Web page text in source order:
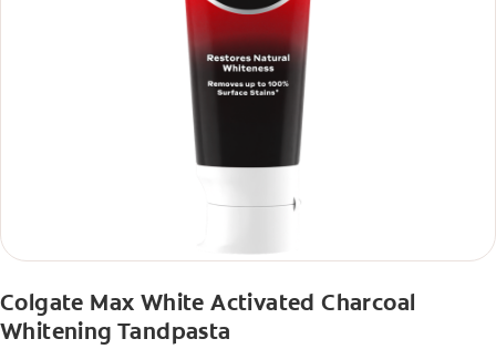
Colgate Max White Activated Charcoal
Whitening Tandpasta